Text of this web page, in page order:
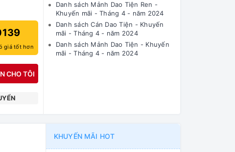
giá tốt hơn
CHO TÔI
Danh sách Mảnh Dao Tiện Ren -
Khuyến mãi - Tháng 4 - năm 2024
Danh sách Cán Dao Tiện - Khuyến
mãi - Tháng 4 - năm 2024
Danh sách Mảnh Dao Tiện - Khuyến
mãi - Tháng 4 - năm 2024
KHUYẾN MÃI HOT